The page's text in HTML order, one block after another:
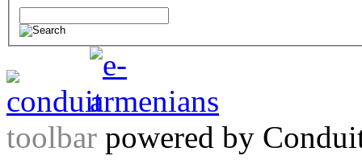
toolbar powered by